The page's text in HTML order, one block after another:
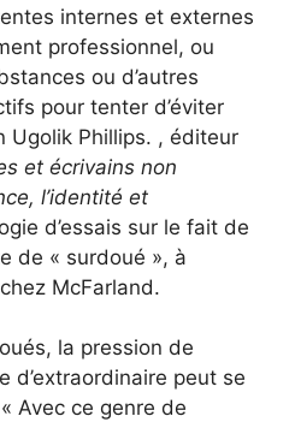
internes et externes
professionnel, ou
ou d’autres
pour tenter d’éviter
Ugolik Phillips. , éditeur
et écrivains non
l’identité et
d’essais sur le fait de
de « surdoué », à
McFarland.
la pression de
d’extraordinaire peut se
Avec ce genre de